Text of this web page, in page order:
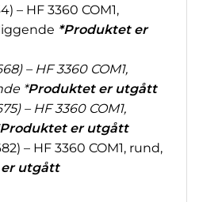
– HF 3360 COM1,
*Produktet er
– HF 3360 COM1,
*Produktet er utgått
– HF 3360 COM1,
er utgått
– HF 3360 COM1, rund,
utgått